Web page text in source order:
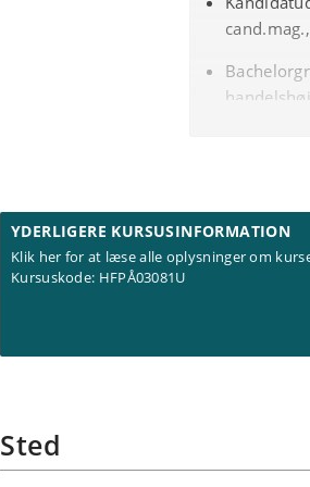
medvirken.
Du skal
YDERLIGERE KURSUSINFORMATION
Klik her for at læse alle oplysninger om
Kursuskode: HFPÅ03081U
Sted